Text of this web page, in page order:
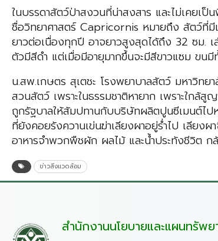
ในบรรดาสัตว์ป่าสงวนที่น่าสงสาร และไม่เคย
ชื่อวิทยาศาสตร์ Capricornis หมายถึง สัตว์ที่มีเ
ยาวต่อเนื่องทุกปี อาจยาวสูงสุดได้ถึง 32 ซม. เ
ตัวมีสีดำ แต่เมื่อมีอายุมากขึ้นจะมีสีขาวแซม ข
น.สพ.เกษตร สุเตชะ โรงพยาบาลสัตว์ มหาวิท
สวนสัตว์ เพราะในธรรมชาติหายาก เพราะใก
ถูกรัฐบาลให้สัมปทานกับบริษัทผลิตปูนซีเมนต์ไป
ที่ยังคอยรังควานเข่นฆ่าเลียงผาอยู่ร่ำไป เลียง
อาหารจำพวกพืชผัก ผลไม้ และน้ำประทังชีวิต ก
ข่าวสิ่งแวดล้อม
สำนักงานนโยบายและแผนทรัพ